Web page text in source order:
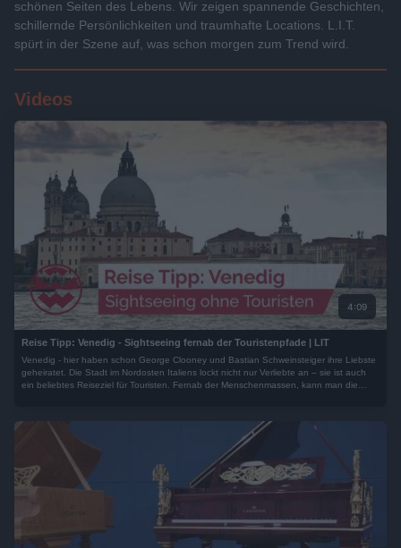
schönen Seiten des Lebens. Wir zeigen spannende Geschichten,
schillernde Persönlichkeiten und traumhafte Locations. L.I.T.
spürt in der Szene auf, was schon morgen zum Trend wird.
Videos
4:09
Reise Tipp: Venedig - Sightseeing fernab der Touristenpfade | LIT
Venedig - hier haben schon George Clooney und Bastian Schweinsteiger ihre Liebste
geheiratet. Die Stadt im Nordosten Italiens lockt nicht nur Verliebte an – sie ist auch
ein beliebtes Reiseziel für Touristen. Fernab der Menschenmassen, kann man die